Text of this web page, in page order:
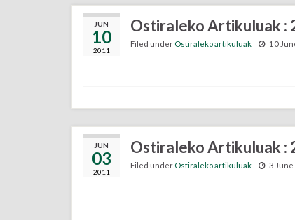
JUN
10
2011
Ostiraleko Artikuluak :
Filed under Ostiraleko artikuluak 10
JUN
03
2011
Ostiraleko Artikuluak :
Filed under Ostiraleko artikuluak 3 June